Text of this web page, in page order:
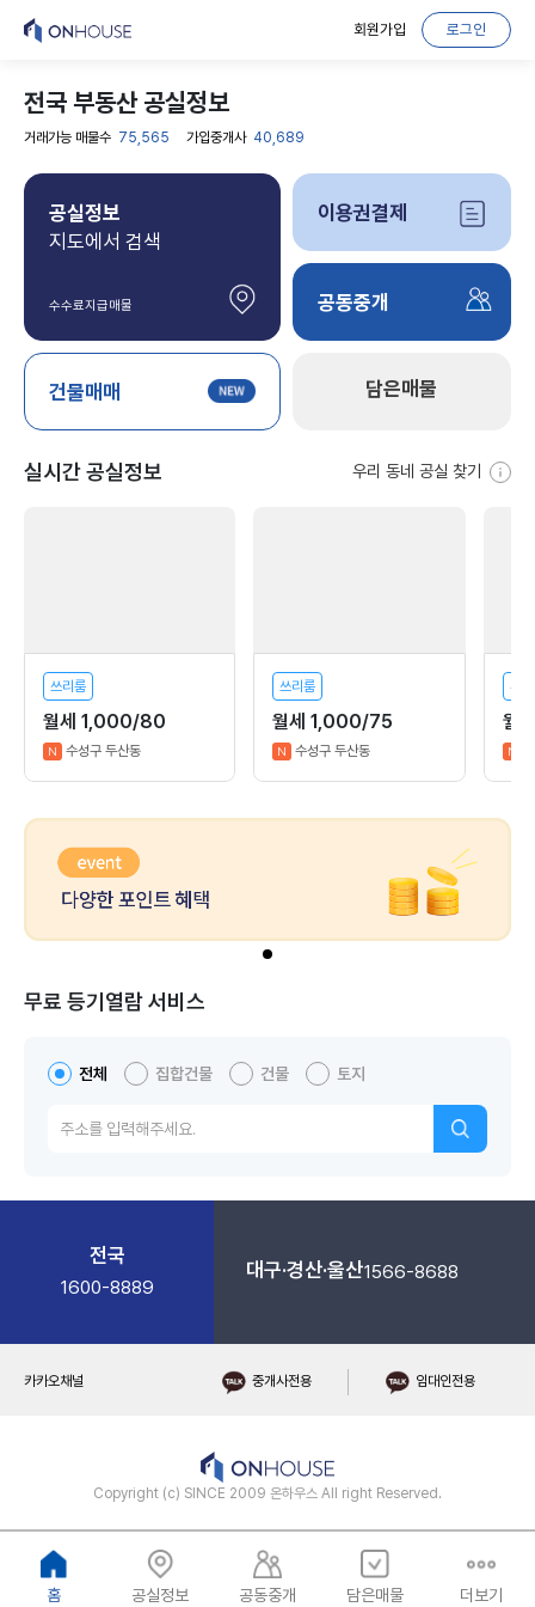
회원가입 로그인
전국 부동산 공실정보
거래가능 매물수 75,565 가입중개사 40,689
공실정보
지도에서 검색
수수료지급매물
건물매매
이용권결제
공동중개
담은매물
실시간 공실정보 우리 동네 공실 찾기
쓰리룸
월세 1,000/80
N 수성구 두산동
쓰리룸
월세 1,000/75
N 수성구 두산동
투룸
월
N
무료 등기열람 서비스
전체 집합건물 건물 토지
전국
1600-8889
대구·경산·울산1566-8688
카카오채널 중개사전용 임대인전용
Copyright (c) SINCE 2009 온하우스 All right Reserved.
홈 공실정보 공동중개 담은매물 더보기